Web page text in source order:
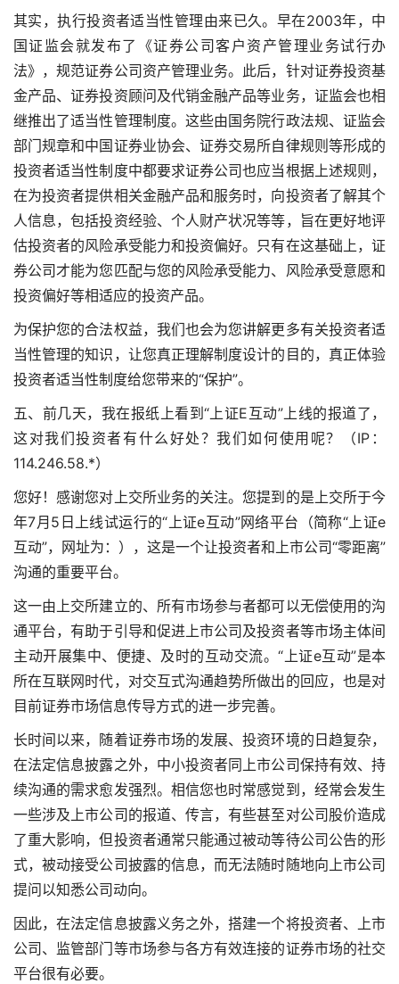
其实，执行投资者适当性管理由来已久。早在2003年，中
国证监会就发布了《证券公司客户资产管理业务试行办
法》，规范证券公司资产管理业务。此后，针对证券投资基
金产品、证券投资顾问及代销金融产品等业务，证监会也相
继推出了适当性管理制度。这些由国务院行政法规、证监会
部门规章和中国证券业协会、证券交易所自律规则等形成的
投资者适当性制度中都要求证券公司也应当根据上述规则，
在为投资者提供相关金融产品和服务时，向投资者了解其个
人信息，包括投资经验、个人财产状况等等，旨在更好地评
估投资者的风险承受能力和投资偏好。只有在这基础上，证
券公司才能为您匹配与您的风险承受能力、风险承受意愿和
投资偏好等相适应的投资产品。
为保护您的合法权益，我们也会为您讲解更多有关投资者适
当性管理的知识，让您真正理解制度设计的目的，真正体验
投资者适当性制度给您带来的“保护”。
五、前几天，我在报纸上看到“上证E互动”上线的报道了，
这对我们投资者有什么好处？我们如何使用呢？（IP：
114.246.58.*）
您好！感谢您对上交所业务的关注。您提到的是上交所于今
年7月5日上线试运行的“上证e互动”网络平台（简称“上证e
互动”，网址为：），这是一个让投资者和上市公司“零距离”
沟通的重要平台。
这一由上交所建立的、所有市场参与者都可以无偿使用的沟
通平台，有助于引导和促进上市公司及投资者等市场主体间
主动开展集中、便捷、及时的互动交流。“上证e互动”是本
所在互联网时代，对交互式沟通趋势所做出的回应，也是对
目前证券市场信息传导方式的进一步完善。
长时间以来，随着证券市场的发展、投资环境的日趋复杂，
在法定信息披露之外，中小投资者同上市公司保持有效、持
续沟通的需求愈发强烈。相信您也时常感觉到，经常会发生
一些涉及上市公司的报道、传言，有些甚至对公司股价造成
了重大影响，但投资者通常只能通过被动等待公司公告的形
式，被动接受公司披露的信息，而无法随时随地向上市公司
提问以知悉公司动向。
因此，在法定信息披露义务之外，搭建一个将投资者、上市
公司、监管部门等市场参与各方有效连接的证券市场的社交
平台很有必要。